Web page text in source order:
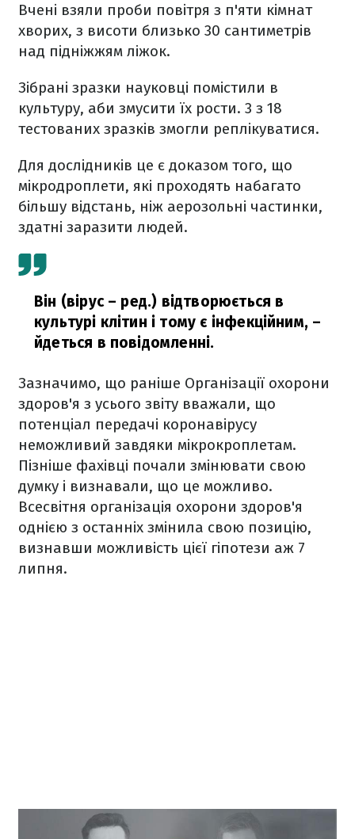
Вчені взяли проби повітря з п'яти кімнат
хворих, з висоти близько 30 сантиметрів
над підніжжям ліжок.
Зібрані зразки науковці помістили в
культуру, аби змусити їх рости. 3 з 18
тестованих зразків змогли реплікуватися.
Для дослідників це є доказом того, що
мікродроплети, які проходять набагато
більшу відстань, ніж аерозольні частинки,
здатні заразити людей.
Він (вірус – ред.) відтворюється в
культурі клітин і тому є інфекційним, –
йдеться в повідомленні.
Зазначимо, що раніше Організації охорони
здоров'я з усього звіту вважали, що
потенціал передачі коронавірусу
неможливий завдяки мікрокроплетам.
Пізніше фахівці почали змінювати свою
думку і визнавали, що це можливо.
Всесвітня організація охорони здоров'я
однією з останніх змінила свою позицію,
визнавши можливість цієї гіпотези аж 7
липня.